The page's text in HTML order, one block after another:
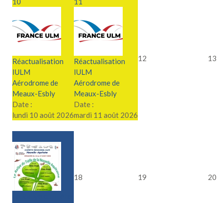
Réactualisation
IULM
Aérodrome de
Meaux-Esbly
Date :
lundi 10 août 2026
Réactualisation
IULM
Aérodrome de
Meaux-Esbly
Date :
mardi 11 août 2026
12 13
18 19 20